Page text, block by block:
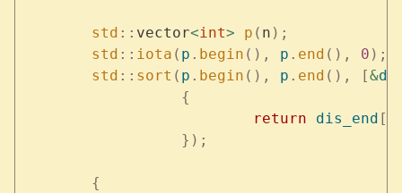
	std
:: vector<int> p ( n );
	std
:: iota ( p . begin (), p . end (), 0 );
	std
:: sort ( p . begin (), p . end (), [&
		  {
			  return
dis_end [
		  });
	{